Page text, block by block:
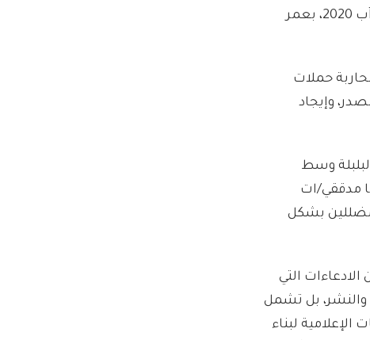
، لكن للأسف تم اغتيالها يوم 19 آب 2020، بعمر
حملات
وإيجاد
وسط
مدققي/ات
بشكل
التي
والنشر، بل تشمل
لبناء